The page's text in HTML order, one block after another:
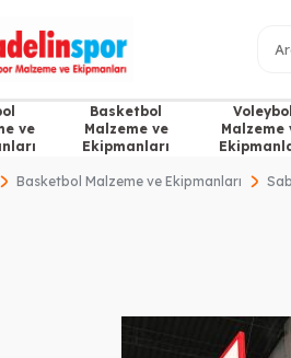
ve
Basketbol
Malzeme ve
Ekipmanları
Voleybol
Malzeme
Basketbol Malzeme ve Ekipmanları